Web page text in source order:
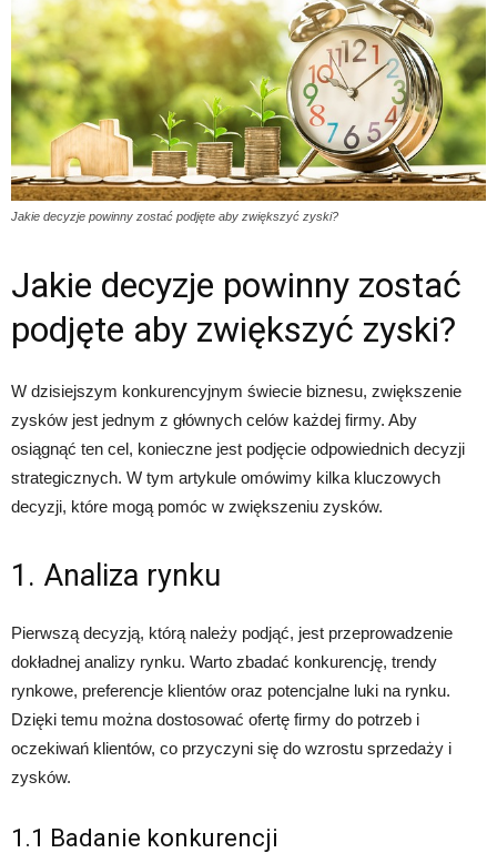
Jakie decyzje powinny zostać podjęte aby zwiększyć zyski?
Jakie decyzje powinny zostać
podjęte aby zwiększyć zyski?
W dzisiejszym konkurencyjnym świecie biznesu, zwiększenie
zysków jest jednym z głównych celów każdej firmy. Aby
osiągnąć ten cel, konieczne jest podjęcie odpowiednich decyzji
strategicznych. W tym artykule omówimy kilka kluczowych
decyzji, które mogą pomóc w zwiększeniu zysków.
1. Analiza rynku
Pierwszą decyzją, którą należy podjąć, jest przeprowadzenie
dokładnej analizy rynku. Warto zbadać konkurencję, trendy
rynkowe, preferencje klientów oraz potencjalne luki na rynku.
Dzięki temu można dostosować ofertę firmy do potrzeb i
oczekiwań klientów, co przyczyni się do wzrostu sprzedaży i
zysków.
1.1 Badanie konkurencji